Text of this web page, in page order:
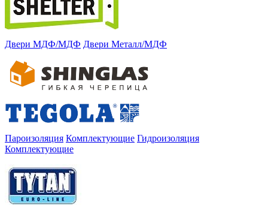
Двери МДФ/МДФ Двери Металл/МДФ
Пароизоляция Комплектующие Гидроизоляция
Комплектующие